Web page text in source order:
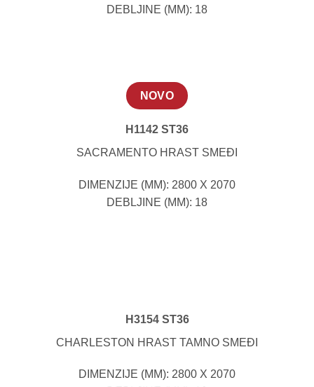
DEBLJINE (MM): 18
NOVO
H1142 ST36
SACRAMENTO HRAST SMEĐI
DIMENZIJE (MM): 2800 X 2070
DEBLJINE (MM): 18
H3154 ST36
CHARLESTON HRAST TAMNO SMEĐI
DIMENZIJE (MM): 2800 X 2070